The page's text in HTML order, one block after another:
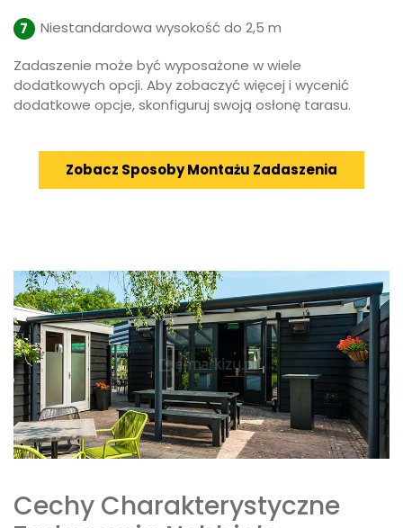
Niestandardowa wysokość do 2,5 m
Zadaszenie może być wyposażone w wiele
dodatkowych opcji. Aby zobaczyć więcej i wycenić
dodatkowe opcje, skonfiguruj swoją osłonę tarasu.
Zobacz Sposoby Montażu Zadaszenia
Cechy Charakterystyczne